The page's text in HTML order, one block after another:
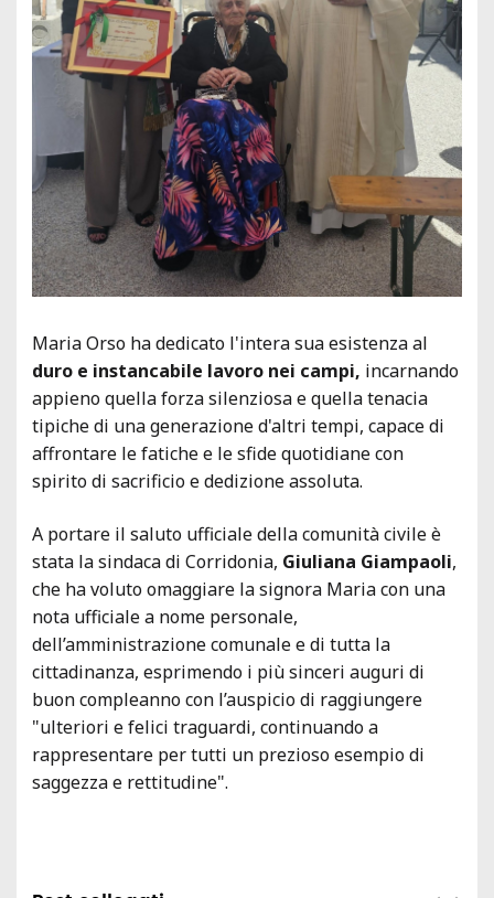
Maria Orso ha dedicato l'intera sua esistenza al
duro e instancabile lavoro nei campi, incarnando
appieno quella forza silenziosa e quella tenacia
tipiche di una generazione d'altri tempi, capace di
affrontare le fatiche e le sfide quotidiane con
spirito di sacrificio e dedizione assoluta.
A portare il saluto ufficiale della comunità civile è
stata la sindaca di Corridonia, Giuliana Giampaoli,
che ha voluto omaggiare la signora Maria con una
nota ufficiale a nome personale,
dell’amministrazione comunale e di tutta la
cittadinanza, esprimendo i più sinceri auguri di
buon compleanno con l’auspicio di raggiungere
"ulteriori e felici traguardi, continuando a
rappresentare per tutti un prezioso esempio di
saggezza e rettitudine".